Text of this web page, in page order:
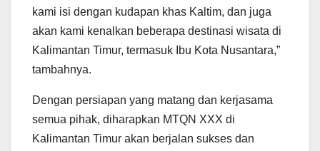
kami isi dengan kudapan khas Kaltim, dan juga
akan kami kenalkan beberapa destinasi wisata di
Kalimantan Timur, termasuk Ibu Kota Nusantara,”
tambahnya.
Dengan persiapan yang matang dan kerjasama
semua pihak, diharapkan MTQN XXX di
Kalimantan Timur akan berjalan sukses dan